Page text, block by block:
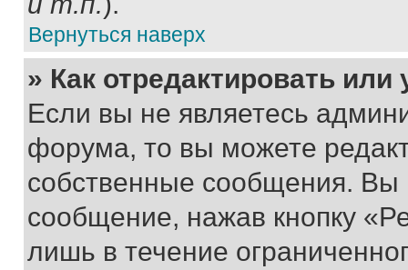
Вернуться наверх
» Как отредактировать
Если вы не являетесь
форума, то вы можете
собственные сообщения. Вы
сообщение, нажав кнопку
лишь в течение